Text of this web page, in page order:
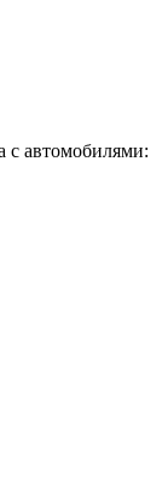
с автомобилями: